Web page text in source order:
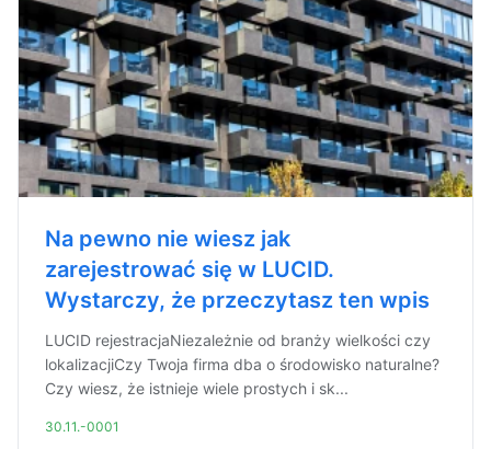
Na pewno nie wiesz jak
zarejestrować się w LUCID.
Wystarczy, że przeczytasz ten wpis
LUCID rejestracjaNiezależnie od branży wielkości czy
lokalizacjiCzy Twoja firma dba o środowisko naturalne?
Czy wiesz, że istnieje wiele prostych i sk...
30.11.-0001